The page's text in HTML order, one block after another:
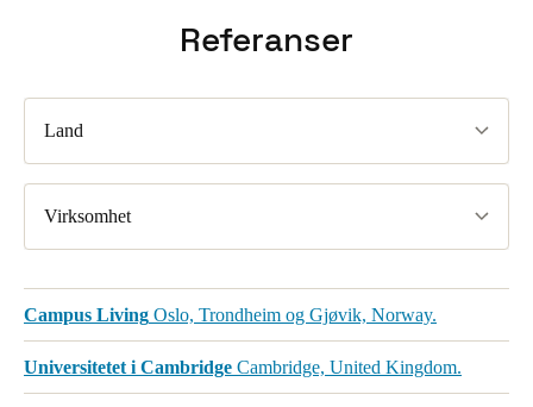
Referanser
Land
Virksomhet
Campus Living Oslo, Trondheim og Gjøvik, Norway.
Universitetet i Cambridge Cambridge, United Kingdom.